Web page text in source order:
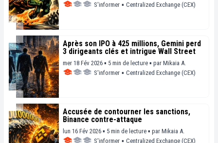
S'informer ▪ Centralized Exchange (CEX)
Après son IPO à 425 millions, Gemini perd
3 dirigeants clés et intrigue Wall Street
mer 18 Fév 2026 ▪ 5 min de lecture ▪ par Mikaia A.
S'informer ▪ Centralized Exchange (CEX)
Accusée de contourner les sanctions,
Binance contre-attaque
lun 16 Fév 2026 ▪ 5 min de lecture ▪ par Mikaia A.
S'informer ▪ Centralized Exchange (CEX)